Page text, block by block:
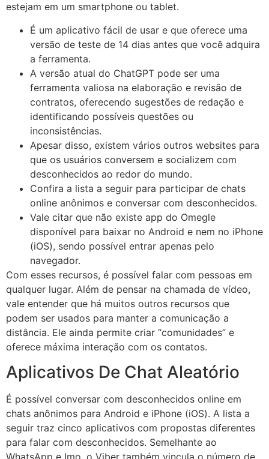
estejam em um smartphone ou tablet.
É um aplicativo fácil de usar e que oferece uma
versão de teste de 14 dias antes que você adquira
a ferramenta.
A versão atual do ChatGPT pode ser uma
ferramenta valiosa na elaboração e revisão de
contratos, oferecendo sugestões de redação e
identificando possíveis questões ou
inconsistências.
Apesar disso, existem vários outros websites para
que os usuários conversem e socializem com
desconhecidos ao redor do mundo.
Confira a lista a seguir para participar de chats
online anônimos e conversar com desconhecidos.
Vale citar que não existe app do Omegle
disponível para baixar no Android e nem no iPhone
(iOS), sendo possível entrar apenas pelo
navegador.
Com esses recursos, é possível falar com pessoas em
qualquer lugar. Além de pensar na chamada de vídeo,
vale entender que há muitos outros recursos que
podem ser usados para manter a comunicação a
distância. Ele ainda permite criar “comunidades” e
oferece máxima interação com os contatos.
Aplicativos De Chat Aleatório
É possível conversar com desconhecidos online em
chats anônimos para Android e iPhone (iOS). A lista a
seguir traz cinco aplicativos com propostas diferentes
para falar com desconhecidos. Semelhante ao